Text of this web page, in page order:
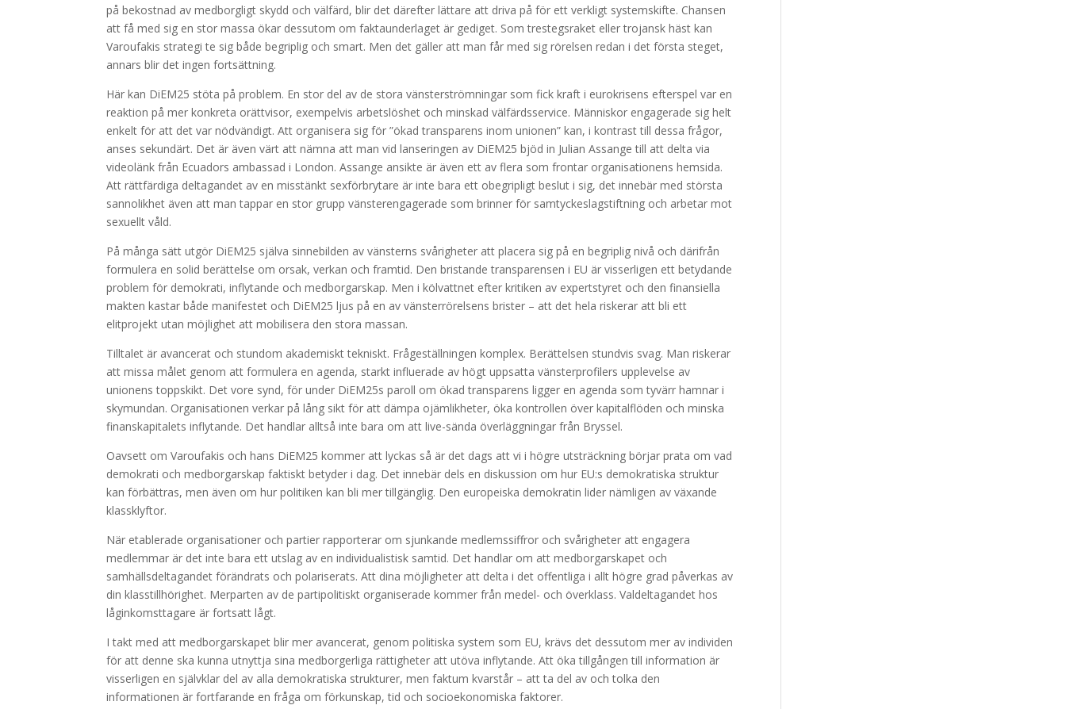
på bekostnad av medborgligt skydd och välfärd, blir det därefter lättare att driva på för ett verkligt systemskifte. Chansen
att få med sig en stor massa ökar dessutom om faktaunderlaget är gediget. Som trestegsraket eller trojansk häst kan
Varoufakis strategi te sig både begriplig och smart. Men det gäller att man får med sig rörelsen redan i det första steget,
annars blir det ingen fortsättning.
Här kan DiEM25 stöta på problem. En stor del av de stora vänsterströmningar som fick kraft i eurokrisens efterspel var en
reaktion på mer konkreta orättvisor, exempelvis arbetslöshet och minskad välfärdsservice. Människor engagerade sig helt
enkelt för att det var nödvändigt. Att organisera sig för ”ökad transparens inom unionen” kan, i kontrast till dessa frågor,
anses sekundärt. Det är även värt att nämna att man vid lanseringen av DiEM25 bjöd in Julian Assange till att delta via
videolänk från Ecuadors ambassad i London. Assange ansikte är även ett av flera som frontar organisationens hemsida.
Att rättfärdiga deltagandet av en misstänkt sexförbrytare är inte bara ett obegripligt beslut i sig, det innebär med största
sannolikhet även att man tappar en stor grupp vänsterengagerade som brinner för samtyckeslagstiftning och arbetar mot
sexuellt våld.
På många sätt utgör DiEM25 själva sinnebilden av vänsterns svårigheter att placera sig på en begriplig nivå och därifrån
formulera en solid berättelse om orsak, verkan och framtid. Den bristande transparensen i EU är visserligen ett betydande
problem för demokrati, inflytande och medborgarskap. Men i kölvattnet efter kritiken av expertstyret och den finansiella
makten kastar både manifestet och DiEM25 ljus på en av vänsterrörelsens brister – att det hela riskerar att bli ett
elitprojekt utan möjlighet att mobilisera den stora massan.
Tilltalet är avancerat och stundom akademiskt tekniskt. Frågeställningen komplex. Berättelsen stundvis svag. Man riskerar
att missa målet genom att formulera en agenda, starkt influerade av högt uppsatta vänsterprofilers upplevelse av
unionens toppskikt. Det vore synd, för under DiEM25s paroll om ökad transparens ligger en agenda som tyvärr hamnar i
skymundan. Organisationen verkar på lång sikt för att dämpa ojämlikheter, öka kontrollen över kapitalflöden och minska
finanskapitalets inflytande. Det handlar alltså inte bara om att live-sända överläggningar från Bryssel.
Oavsett om Varoufakis och hans DiEM25 kommer att lyckas så är det dags att vi i högre utsträckning börjar prata om vad
demokrati och medborgarskap faktiskt betyder i dag. Det innebär dels en diskussion om hur EU:s demokratiska struktur
kan förbättras, men även om hur politiken kan bli mer tillgänglig. Den europeiska demokratin lider nämligen av växande
klassklyftor.
När etablerade organisationer och partier rapporterar om sjunkande medlemssiffror och svårigheter att engagera
medlemmar är det inte bara ett utslag av en individualistisk samtid. Det handlar om att medborgarskapet och
samhällsdeltagandet förändrats och polariserats. Att dina möjligheter att delta i det offentliga i allt högre grad påverkas av
din klasstillhörighet. Merparten av de partipolitiskt organiserade kommer från medel- och överklass. Valdeltagandet hos
låginkomsttagare är fortsatt lågt.
I takt med att medborgarskapet blir mer avancerat, genom politiska system som EU, krävs det dessutom mer av individen
för att denne ska kunna utnyttja sina medborgerliga rättigheter att utöva inflytande. Att öka tillgången till information är
visserligen en självklar del av alla demokratiska strukturer, men faktum kvarstår – att ta del av och tolka den
informationen är fortfarande en fråga om förkunskap, tid och socioekonomiska faktorer.